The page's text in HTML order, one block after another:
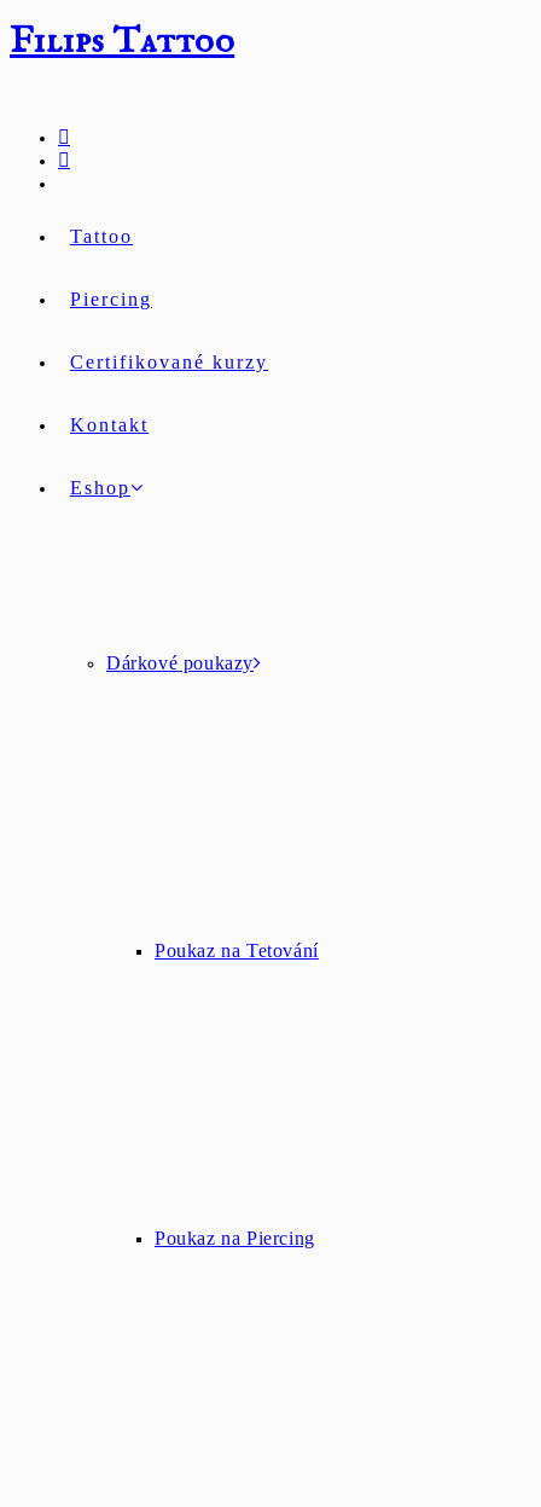
k
obsahu
Filips Tattoo
Tattoo
Piercing
Certifikované kurzy
Kontakt
Eshop
Dárkové poukazy
Poukaz na Tetování
Poukaz na Piercing